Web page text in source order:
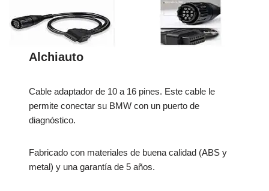
Alchiauto
Cable adaptador de 10 a 16 pines. Este cable le
permite conectar su BMW con un puerto de
diagnóstico.
Fabricado con materiales de buena calidad (ABS y
metal) y una garantía de 5 años.